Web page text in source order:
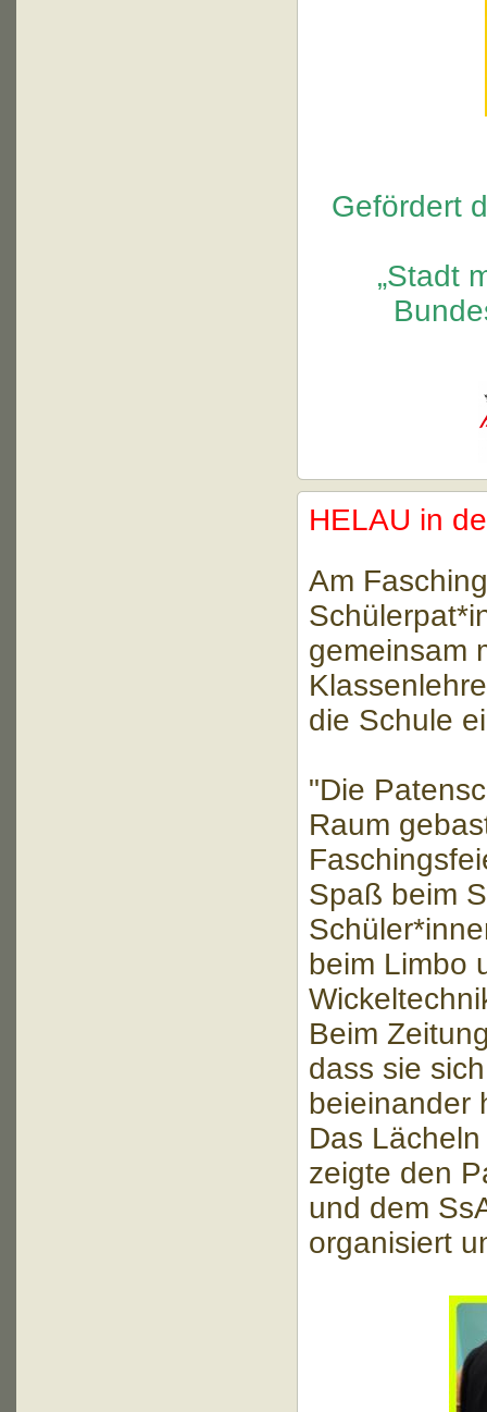
Gefördert
„Stadt
HELAU in
Am
gemeinsam
die Schule
"Die
Raum
Spaß beim
beim Limbo
Beim
dass sie
beieinander
Das
zeigte den
und dem
organisiert